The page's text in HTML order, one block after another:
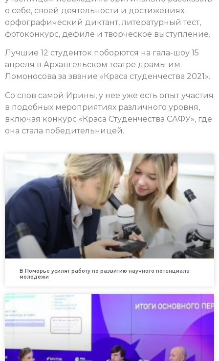
о себе, своей деятельности и достижениях;
орфографический диктант, литературный тест,
фотоконкурс, дефиле и творческое выступление.
Лучшие 12 студенток поборются на гала-шоу 15
апреля в Архангельском театре драмы им.
Ломоносова за звание «Краса студенчества 2021».
Со слов самой Ирины, у нее уже есть опыт участия
в подобных мероприятиях различного уровня,
включая конкурс «Краса Студенчества САФУ», где
она стала победительницей.
В Поморье усилят работу по развитию научного потенциала
молодежи